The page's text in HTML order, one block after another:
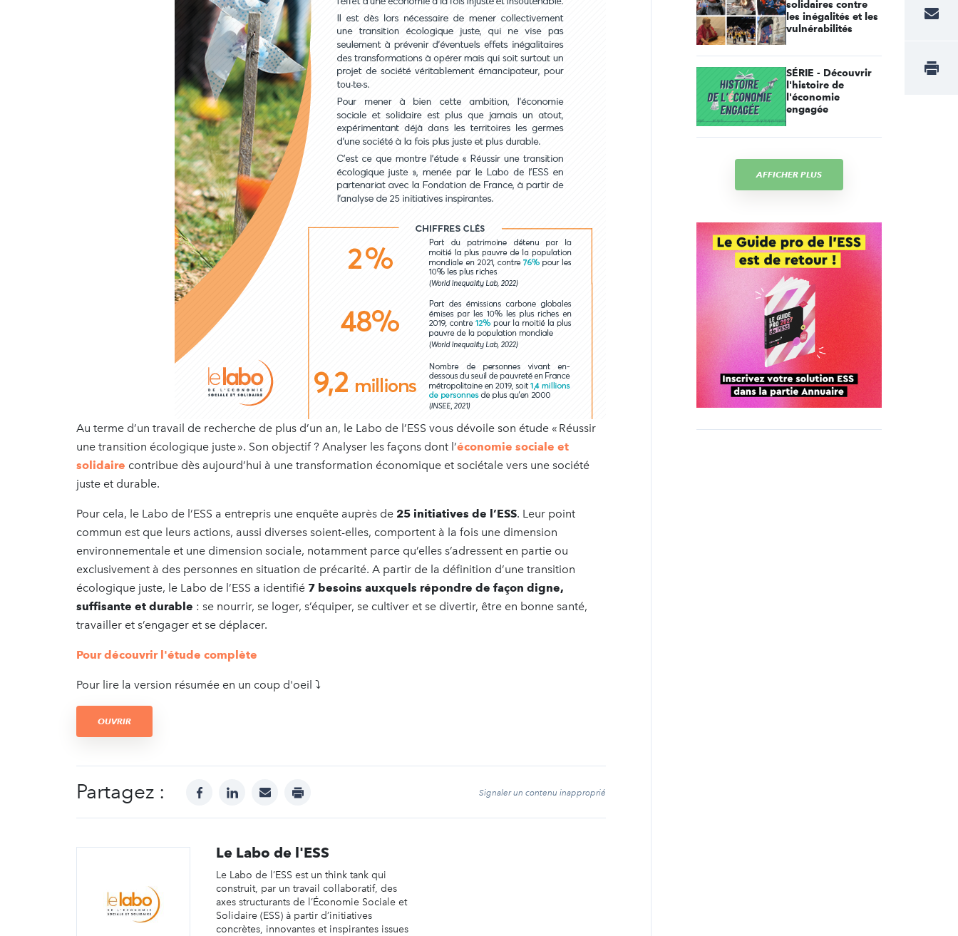
Au terme d’un travail de recherche de plus d’un an, le Labo de l’ESS vous dévoile son étude « Réussir
une transition écologique juste ». Son objectif ? Analyser les façons dont l’économie sociale et
solidaire contribue dès aujourd’hui à une transformation économique et sociétale vers une société
juste et durable.
Pour cela, le Labo de l’ESS a entrepris une enquête auprès de 25 initiatives de l’ESS. Leur point
commun est que leurs actions, aussi diverses soient-elles, comportent à la fois une dimension
environnementale et une dimension sociale, notamment parce qu’elles s’adressent en partie ou
exclusivement à des personnes en situation de précarité. A partir de la définition d’une transition
écologique juste, le Labo de l’ESS a identifié 7 besoins auxquels répondre de façon digne,
suffisante et durable : se nourrir, se loger, s’équiper, se cultiver et se divertir, être en bonne santé,
travailler et s’engager et se déplacer.
Pour découvrir l'étude complète
Pour lire la version résumée en un coup d'oeil ⤵️
OUVRIR
Partagez : facebooklinkedinmail print Signaler un contenu inapproprié
Le Labo de l'ESS
Le Labo de l’ESS est un think tank qui
construit, par un travail collaboratif, des
axes structurants de l’Économie Sociale et
Solidaire (ESS) à partir d’initiatives
concrètes, innovantes et inspirantes issues
solidaires contre
les inégalités et les
vulnérabilités
SÉRIE - Découvrir
l'histoire de
l'économie
engagée
AFFICHER PLUS